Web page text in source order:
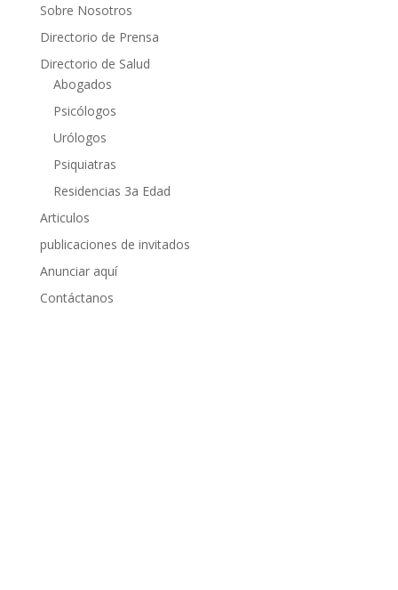
Sobre Nosotros
Directorio de Prensa
Directorio de Salud
Abogados
Psicólogos
Urólogos
Psiquiatras
Residencias 3a Edad
Articulos
publicaciones de invitados
Anunciar aquí
Contáctanos